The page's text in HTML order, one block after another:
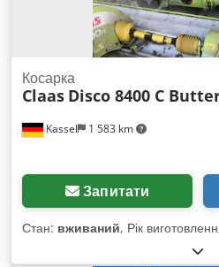
Kassel 1 583 km
Косарка
Claas Disco 8400 C
Запитати
Стан: вживаний, Рік